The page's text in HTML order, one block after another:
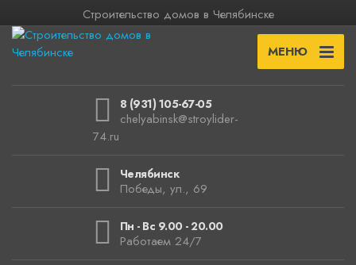
Строительство домов в Челябинске
МЕНЮ
8 (931) 105-67-05
chelyabinsk@stroylider-
74.ru
Челябинск
Победы, ул., 69
Пн - Вс 9.00 - 20.00
Работаем 24/7